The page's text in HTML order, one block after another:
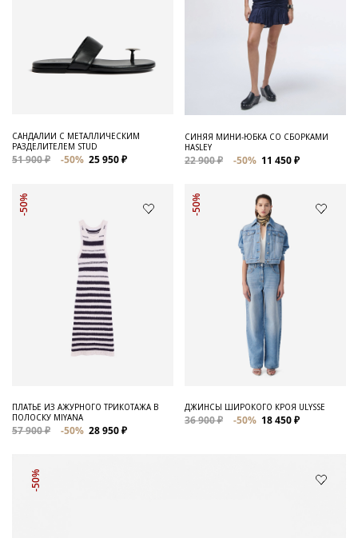
САНДАЛИИ С МЕТАЛЛИЧЕСКИМ
РАЗДЕЛИТЕЛЕМ STUD
51 900 ₽ -50% 25 950 ₽
СИНЯЯ МИНИ-ЮБКА СО СБОРКАМИ
HASLEY
22 900 ₽ -50% 11 450 ₽
-50%
ПЛАТЬЕ ИЗ АЖУРНОГО ТРИКОТАЖА В
ПОЛОСКУ MIYANA
57 900 ₽ -50% 28 950 ₽
-50%
ДЖИНСЫ ШИРОКОГО КРОЯ ULYSSE
36 900 ₽ -50% 18 450 ₽
-50%